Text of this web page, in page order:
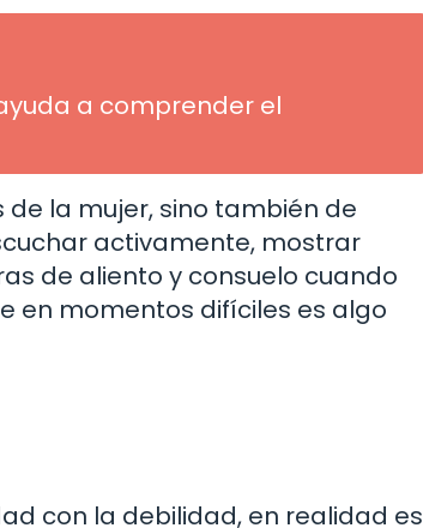
a comprender el
la mujer, sino también de
activamente, mostrar
de aliento y consuelo cuando
en momentos difíciles es algo
con la debilidad, en realidad es